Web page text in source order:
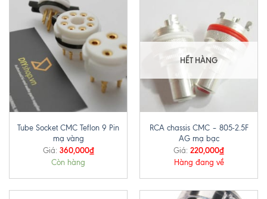
Tube Socket CMC Teflon 9 Pin
mạ vàng
Giá: 360,000₫
Còn hàng
HẾT HÀNG
RCA chassis CMC – 805-2.5F
AG mạ bạc
Giá: 220,000₫
Hàng đang về